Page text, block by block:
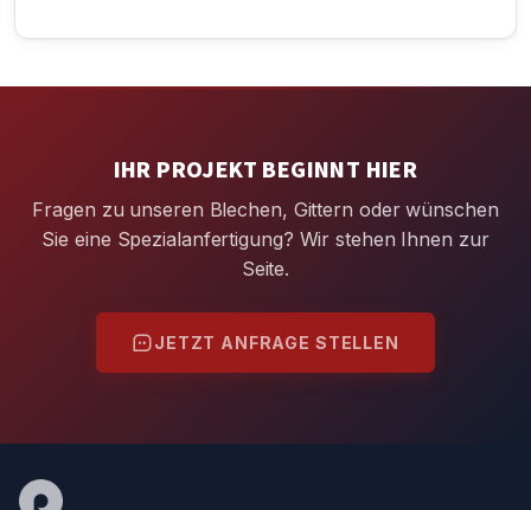
IHR PROJEKT BEGINNT HIER
Fragen zu unseren Blechen, Gittern oder wünschen
Sie eine Spezialanfertigung? Wir stehen Ihnen zur
Seite.
JETZT ANFRAGE STELLEN